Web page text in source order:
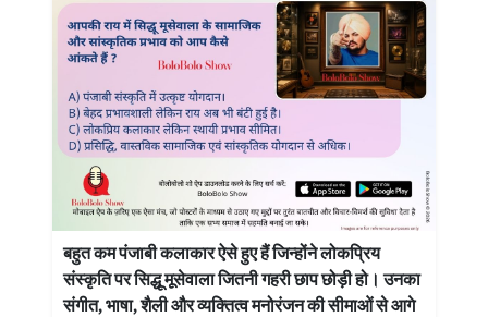
बहुत कम पंजाबी कलाकार ऐसे हुए हैं जिन्होंने लोकप्रिय
संस्कृति पर सिद्धू मूसेवाला जितनी गहरी छाप छोड़ी हो। उनका
संगीत, भाषा, शैली और व्यक्तित्व मनोरंजन की सीमाओं से आगे